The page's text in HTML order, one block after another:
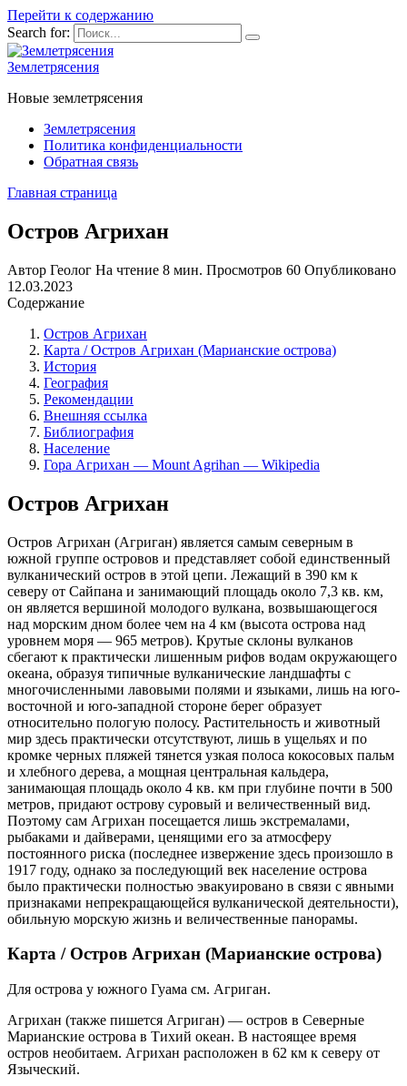
Перейти к содержанию
Search for:
Землетрясения
Новые землетрясения
Землетрясения
Политика конфиденциальности
Обратная связь
Главная страница
Остров Агрихан
Автор Геолог На чтение 8 мин. Просмотров 60 Опубликовано
12.03.2023
Содержание
Остров Агрихан
Карта / Остров Агрихан (Марианские острова)
История
География
Рекомендации
Внешняя ссылка
Библиография
Население
Гора Агрихан — Mount Agrihan — Wikipedia
Остров Агрихан
Остров Агрихан (Агриган) является самым северным в
южной группе островов и представляет собой единственный
вулканический остров в этой цепи. Лежащий в 390 км к
северу от Сайпана и занимающий площадь около 7,3 кв. км,
он является вершиной молодого вулкана, возвышающегося
над морским дном более чем на 4 км (высота острова над
уровнем моря — 965 метров). Крутые склоны вулканов
сбегают к практически лишенным рифов водам окружающего
океана, образуя типичные вулканические ландшафты с
многочисленными лавовыми полями и языками, лишь на юго-
восточной и юго-западной стороне берег образует
относительно пологую полосу. Растительность и животный
мир здесь практически отсутствуют, лишь в ущельях и по
кромке черных пляжей тянется узкая полоса кокосовых пальм
и хлебного дерева, а мощная центральная кальдера,
занимающая площадь около 4 кв. км при глубине почти в 500
метров, придают острову суровый и величественный вид.
Поэтому сам Агрихан посещается лишь экстремалами,
рыбаками и дайверами, ценящими его за атмосферу
постоянного риска (последнее извержение здесь произошло в
1917 году, однако за последующий век население острова
было практически полностью эвакуировано в связи с явными
признаками непрекращающейся вулканической деятельности),
обильную морскую жизнь и величественные панорамы.
Карта / Остров Агрихан (Марианские острова)
Для острова у южного Гуама см. Агриган.
Агрихан (также пишется Агриган) — остров в Северные
Марианские острова в Тихий океан. В настоящее время
остров необитаем. Агрихан расположен в 62 км к северу от
Языческий.